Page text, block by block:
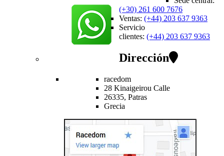
(+30) 261 600 7676
Ventas: (+44) 203 637 9363
Servicio
clientes: (+44) 203 637 9363
Dirección
racedom
28 Kinaigeirou Calle
26335, Patras
Grecia